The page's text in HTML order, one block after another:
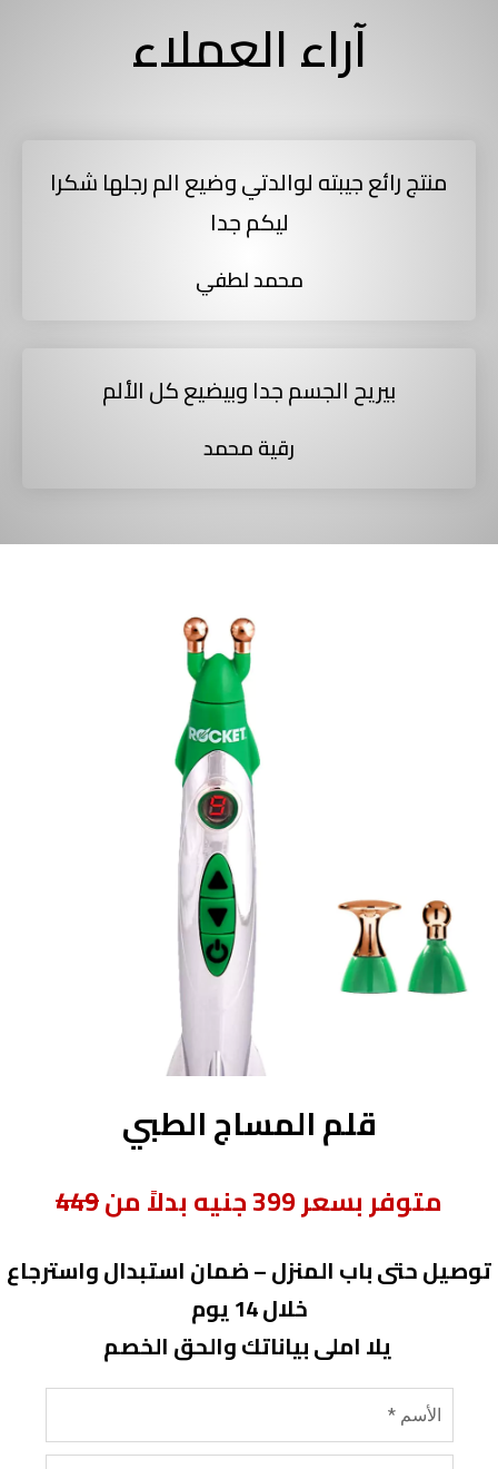
آراء العملاء
منتج رائع جيبته لوالدتي وضيع الم رجلها شكرا
ليكم جدا
محمد لطفي
بيريح الجسم جدا وبيضيع كل الألم
رقية محمد
قلم المساج الطبي
متوفر بسعر 399 جنيه بدلاً من 449
توصيل حتى باب المنزل – ضمان استبدال واسترجاع
خلال 14 يوم
يلا املى بياناتك والحق الخصم